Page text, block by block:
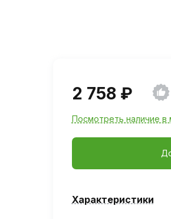
2 758 ₽
Посмотреть наличие в
Характеристики